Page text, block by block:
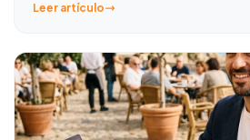
Leer artículo